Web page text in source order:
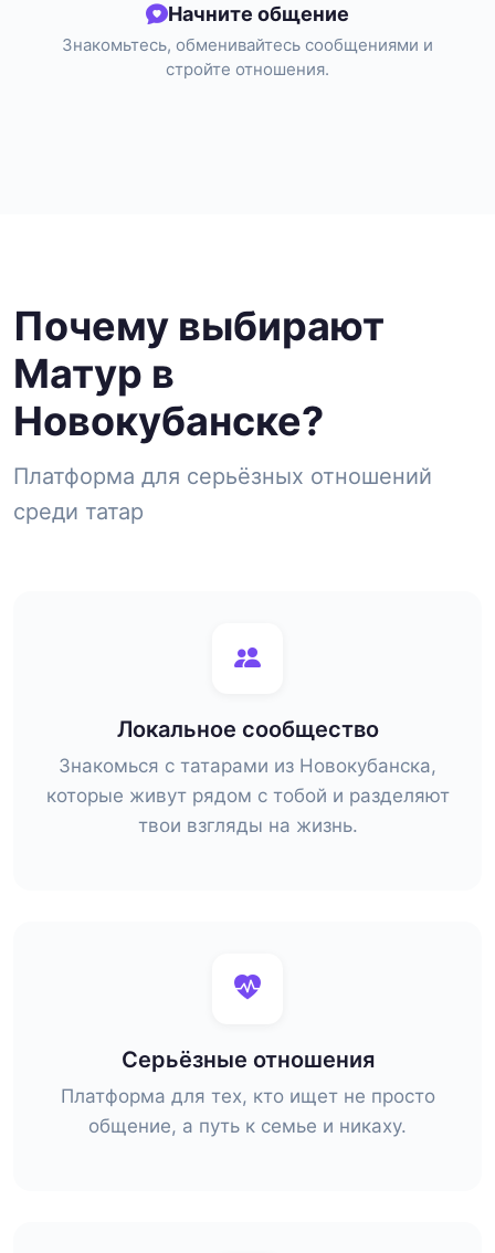
Начните общение
Знакомьтесь, обменивайтесь сообщениями и
стройте отношения.
Почему выбирают
Матур в
Новокубанске?
Платформа для серьёзных отношений
среди татар
Локальное сообщество
Знакомься с татарами из Новокубанска,
которые живут рядом с тобой и разделяют
твои взгляды на жизнь.
Серьёзные отношения
Платформа для тех, кто ищет не просто
общение, а путь к семье и никаху.